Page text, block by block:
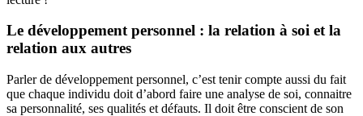
Le développement personnel : la relation à soi et la
relation aux autres
Parler de développement personnel, c’est tenir compte aussi du fait
que chaque individu doit d’abord faire une analyse de soi, connaitre
sa personnalité, ses qualités et défauts. Il doit être conscient de son